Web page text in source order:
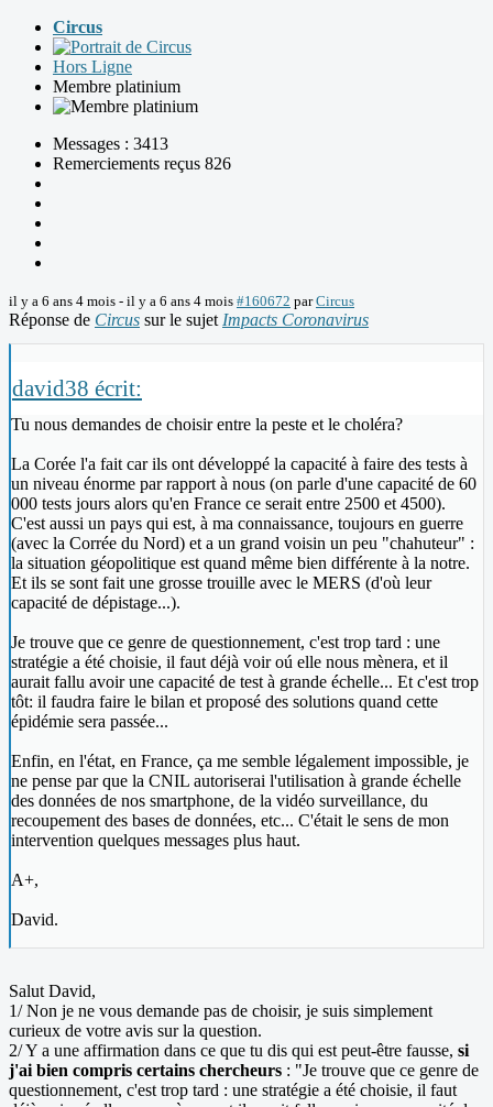
Circus
Hors Ligne
Membre platinium
Messages : 3413
Remerciements reçus 826
il y a 6 ans 4 mois - il y a 6 ans 4 mois #160672 parCircus
Réponse de Circus sur le sujet Impacts Coronavirus
david38 écrit:
Tu nous demandes de choisir entre la peste et le choléra?
La Corée l'a fait car ils ont développé la capacité à faire des tests à
un niveau énorme par rapport à nous (on parle d'une capacité de 60
000 tests jours alors qu'en France ce serait entre 2500 et 4500).
C'est aussi un pays qui est, à ma connaissance, toujours en guerre
(avec la Corrée du Nord) et a un grand voisin un peu "chahuteur" :
la situation géopolitique est quand même bien différente à la notre.
Et ils se sont fait une grosse trouille avec le MERS (d'où leur
capacité de dépistage...).
Je trouve que ce genre de questionnement, c'est trop tard : une
stratégie a été choisie, il faut déjà voir oú elle nous mènera, et il
aurait fallu avoir une capacité de test à grande échelle... Et c'est trop
tôt: il faudra faire le bilan et proposé des solutions quand cette
épidémie sera passée...
Enfin, en l'état, en France, ça me semble légalement impossible, je
ne pense par que la CNIL autoriserai l'utilisation à grande échelle
des données de nos smartphone, de la vidéo surveillance, du
recoupement des bases de données, etc... C'était le sens de mon
intervention quelques messages plus haut.
A+,
David.
Salut David,
1/ Non je ne vous demande pas de choisir, je suis simplement
curieux de votre avis sur la question.
2/ Y a une affirmation dans ce que tu dis qui est peut-être fausse, si
j'ai bien compris certains chercheurs : "Je trouve que ce genre de
questionnement, c'est trop tard : une stratégie a été choisie, il faut